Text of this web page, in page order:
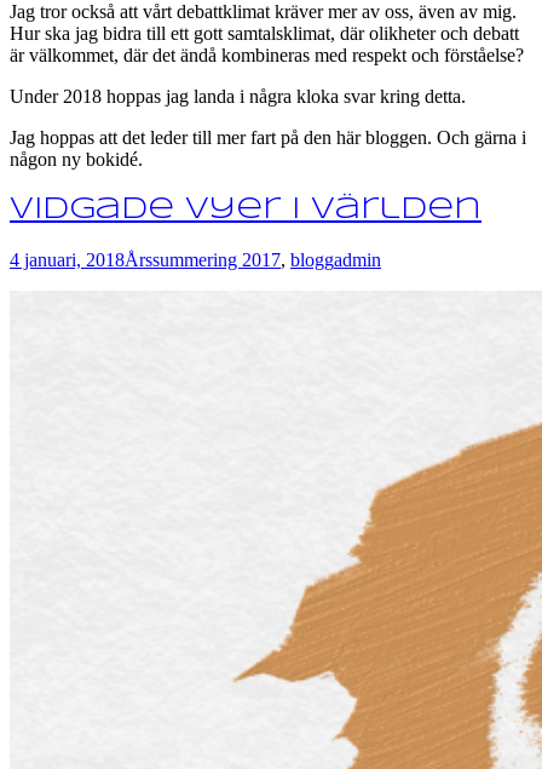
Jag tror också att vårt debattklimat kräver mer av oss, även av mig.
Hur ska jag bidra till ett gott samtalsklimat, där olikheter och debatt
är välkommet, där det ändå kombineras med respekt och förståelse?
Under 2018 hoppas jag landa i några kloka svar kring detta.
Jag hoppas att det leder till mer fart på den här bloggen. Och gärna i
någon ny bokidé.
Vidgade vyer i världen
4 januari, 2018Årssummering 2017, bloggadmin